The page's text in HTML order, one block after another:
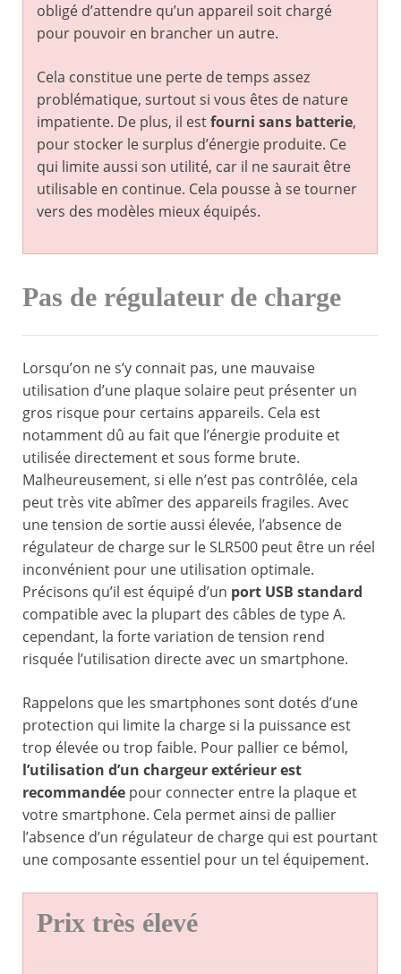
obligé d’attendre qu’un appareil soit chargé
pour pouvoir en brancher un autre.
Cela constitue une perte de temps assez
problématique, surtout si vous êtes de nature
impatiente. De plus, il estfourni sans batterie,
pour stocker le surplus d’énergie produite. Ce
qui limite aussi son utilité, car il ne saurait être
utilisable en continue. Cela pousse à se tourner
vers des modèles mieux équipés.
Pas de régulateur de charge
Lorsqu’on ne s’y connait pas, une mauvaise
utilisation d’une plaque solaire peut présenter un
gros risque pour certains appareils. Cela est
notamment dû au fait que l’énergie produite et
utilisée directement et sous forme brute.
Malheureusement, si elle n’est pas contrôlée, cela
peut très vite abîmer des appareils fragiles. Avec
une tension de sortie aussi élevée, l’absence de
régulateur de charge sur le SLR500 peut être un réel
inconvénient pour une utilisation optimale.
Précisons qu’il est équipé d’un port USB standard
compatible avec la plupart des câbles de type A.
cependant, la forte variation de tension rend
risquée l’utilisation directe avec un smartphone.
Rappelons que les smartphones sont dotés d’une
protection qui limite la charge si la puissance est
trop élevée ou trop faible. Pour pallier ce bémol,
l’utilisation d’un chargeur extérieur est
recommandée pour connecter entre la plaque et
votre smartphone. Cela permet ainsi de pallier
l’absence d’un régulateur de charge qui est pourtant
une composante essentiel pour un tel équipement.
Prix très élevé